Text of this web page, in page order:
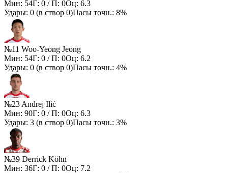
Мин: 54Г: 0 / П: 0Оц: 6.3
Удары: 0 (в створ 0)Пасы точн.: 8%
№11 Woo-Yeong Jeong
Мин: 54Г: 0 / П: 0Оц: 6.2
Удары: 0 (в створ 0)Пасы точн.: 4%
№23 Andrej Ilić
Мин: 90Г: 0 / П: 0Оц: 6.3
Удары: 3 (в створ 0)Пасы точн.: 3%
№39 Derrick Köhn
Мин: 36Г: 0 / П: 0Оц: 7.2